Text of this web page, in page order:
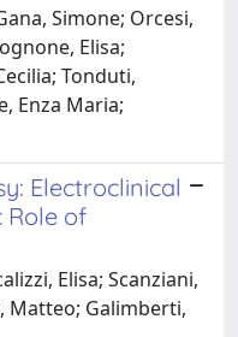
Simone; Orcesi,
Elisa;
Tonduti,
Enza Maria;
Electroclinical
Role of
Elisa; Scanziani,
Matteo; Galimberti,